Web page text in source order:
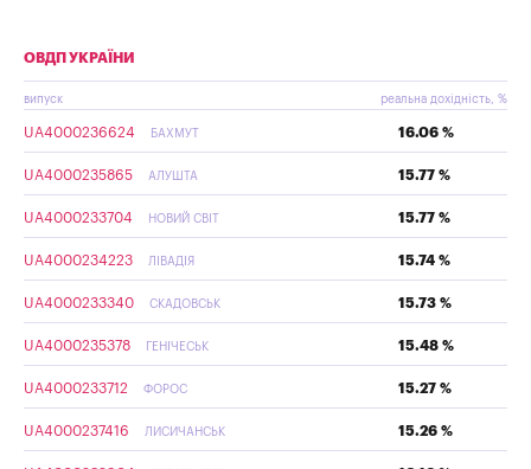
ОВДП УКРАЇНИ
випуск реальна дохідність, %
UA4000236624 БАХМУТ 16.06 %
UA4000235865 АЛУШТА 15.77 %
UA4000233704 НОВИЙ СВІТ 15.77 %
UA4000234223 ЛІВАДІЯ 15.74 %
UA4000233340 СКАДОВСЬК 15.73 %
UA4000235378 ГЕНІЧЕСЬК 15.48 %
UA4000233712 ФОРОС 15.27 %
UA4000237416 ЛИСИЧАНСЬК 15.26 %